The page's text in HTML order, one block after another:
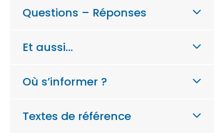
Questions – Réponses
Et aussi…
Où s’informer ?
Textes de référence